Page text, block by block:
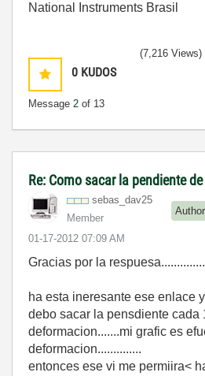
National Instruments Brasil
0 KUDOS
Message 2 of 13
(7,216 Views)
Re: Como sacar la pendiente
sebas_dav25
Member
Author
‎01-17-2012 07:09 AM
Gracias por la
ha esta ineresante ese enlace
debo sacar la pensdiente cada
deformacion.......mi grafic es
deformacion..............
entonces ese vi me permiira<